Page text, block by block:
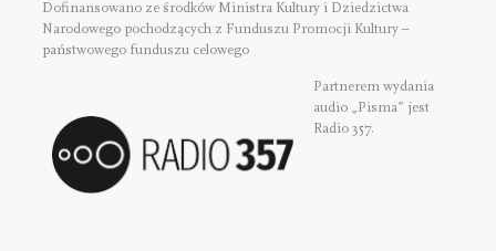
Dofinansowano ze środków Ministra Kultury i Dziedzictwa
Narodowego pochodzących z Funduszu Promocji Kultury –
państwowego funduszu celowego
Partnerem wydania
audio „Pisma” jest
Radio 357.